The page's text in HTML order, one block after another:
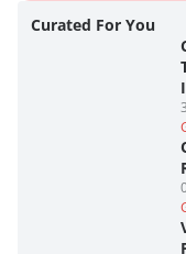
Curated For You